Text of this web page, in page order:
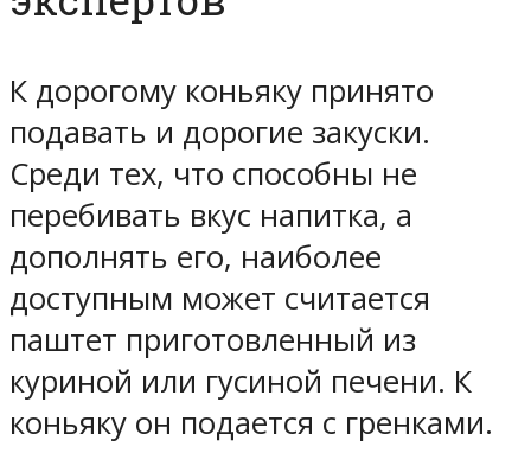
К дорогому коньяку принято
подавать и дорогие закуски.
Среди тех, что способны не
перебивать вкус напитка, а
дополнять его, наиболее
доступным может считается
паштет приготовленный из
куриной или гусиной печени. К
коньяку он подается с гренками.